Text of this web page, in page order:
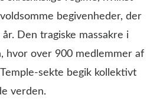
begivenheder, der
Den tragiske massakre i
hvor over 900 medlemmer af
Temple-sekte begik kollektivt
verden.